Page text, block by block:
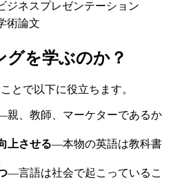
ジネスプレゼンテーション
術論文
を学ぶのか？
とで以下に役立ちます。
親、教師、マーケターであるか
上させる—本物の英語は教科書
—言語は社会で起こっているこ